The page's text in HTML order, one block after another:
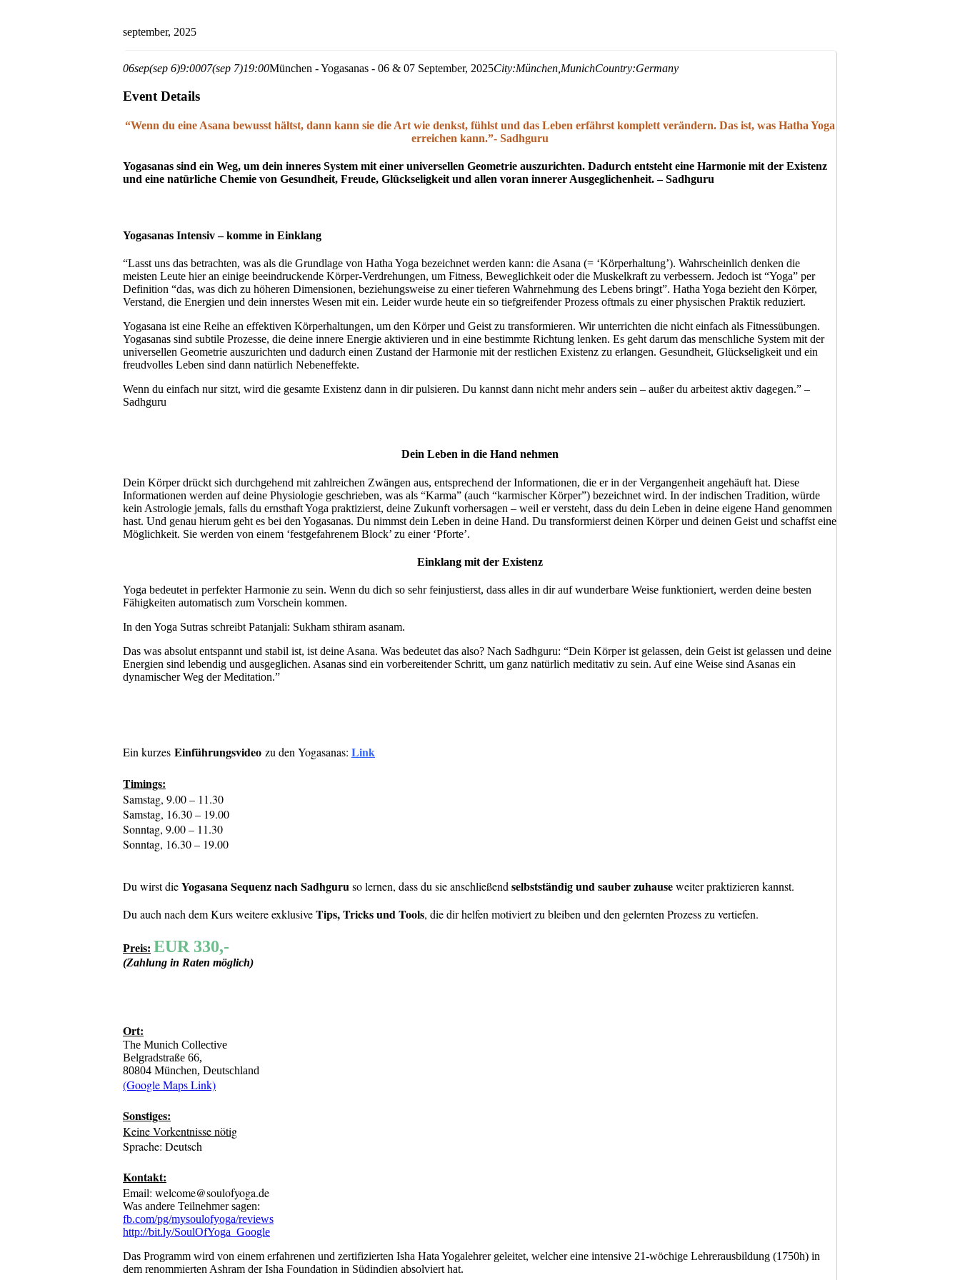
september, 2025
06sep(sep 6)9:0007(sep 7)19:00München - Yogasanas - 06 & 07 September, 2025City:München, MunichCountry:Germany
Event Details
“Wenn du eine Asana bewusst hältst, dann kann sie die Art wie denkst, fühlst und das Leben erfährst komplett verändern. Das ist, was Hatha Yoga
erreichen kann.”- Sadhguru
Yogasanas sind ein Weg, um dein inneres System mit einer universellen Geometrie auszurichten. Dadurch entsteht eine Harmonie mit der Existenz
und eine natürliche Chemie von Gesundheit, Freude, Glückseligkeit und allen voran innerer Ausgeglichenheit. – Sadhguru
Yogasanas Intensiv – komme in Einklang
“Lasst uns das betrachten, was als die Grundlage von Hatha Yoga bezeichnet werden kann: die Asana (= ‘Körperhaltung’). Wahrscheinlich denken die
meisten Leute hier an einige beeindruckende Körper-Verdrehungen, um Fitness, Beweglichkeit oder die Muskelkraft zu verbessern. Jedoch ist “Yoga” per
Definition “das, was dich zu höheren Dimensionen, beziehungsweise zu einer tieferen Wahrnehmung des Lebens bringt”. Hatha Yoga bezieht den Körper,
Verstand, die Energien und dein innerstes Wesen mit ein. Leider wurde heute ein so tiefgreifender Prozess oftmals zu einer physischen Praktik reduziert.
Yogasana ist eine Reihe an effektiven Körperhaltungen, um den Körper und Geist zu transformieren. Wir unterrichten die nicht einfach als Fitnessübungen.
Yogasanas sind subtile Prozesse, die deine innere Energie aktivieren und in eine bestimmte Richtung lenken. Es geht darum das menschliche System mit der
universellen Geometrie auszurichten und dadurch einen Zustand der Harmonie mit der restlichen Existenz zu erlangen. Gesundheit, Glückseligkeit und ein
freudvolles Leben sind dann natürlich Nebeneffekte.
Wenn du einfach nur sitzt, wird die gesamte Existenz dann in dir pulsieren. Du kannst dann nicht mehr anders sein – außer du arbeitest aktiv dagegen.” –
Sadhguru
Dein Leben in die Hand nehmen
Dein Körper drückt sich durchgehend mit zahlreichen Zwängen aus, entsprechend der Informationen, die er in der Vergangenheit angehäuft hat. Diese
Informationen werden auf deine Physiologie geschrieben, was als “Karma” (auch “karmischer Körper”) bezeichnet wird. In der indischen Tradition, würde
kein Astrologie jemals, falls du ernsthaft Yoga praktizierst, deine Zukunft vorhersagen – weil er versteht, dass du dein Leben in deine eigene Hand genommen
hast. Und genau hierum geht es bei den Yogasanas. Du nimmst dein Leben in deine Hand. Du transformierst deinen Körper und deinen Geist und schaffst eine
Möglichkeit. Sie werden von einem ‘festgefahrenem Block’ zu einer ‘Pforte’.
Einklang mit der Existenz
Yoga bedeutet in perfekter Harmonie zu sein. Wenn du dich so sehr feinjustierst, dass alles in dir auf wunderbare Weise funktioniert, werden deine besten
Fähigkeiten automatisch zum Vorschein kommen.
In den Yoga Sutras schreibt Patanjali: Sukham sthiram asanam.
Das was absolut entspannt und stabil ist, ist deine Asana. Was bedeutet das also? Nach Sadhguru: “Dein Körper ist gelassen, dein Geist ist gelassen und deine
Energien sind lebendig und ausgeglichen. Asanas sind ein vorbereitender Schritt, um ganz natürlich meditativ zu sein. Auf eine Weise sind Asanas ein
dynamischer Weg der Meditation.”
Ein kurzes Einführungsvideo zu den Yogasanas: Link
Timings:
Samstag, 9.00 – 11.30
Samstag, 16.30 – 19.00
Sonntag, 9.00 – 11.30
Sonntag, 16.30 – 19.00
Du wirst dieYogasana Sequenz nach Sadhguruso lernen, dass du sie anschließend selbstständig und sauber zuhauseweiter praktizieren kannst.
Du auch nach dem Kurs weitere exklusiveTips, Tricks und Tools, die dir helfen motiviert zu bleiben und den gelernten Prozess zu vertiefen.
Preis: EUR 330,-
(Zahlung in Raten möglich)
Ort:
The Munich Collective
Belgradstraße 66,
80804 München, Deutschland
(Google Maps Link)
Sonstiges:
Keine Vorkentnisse nötig
Sprache: Deutsch
Kontakt:
Email: welcome@soulofyoga.de
Was andere Teilnehmer sagen:
fb.com/pg/mysoulofyoga/reviews
http://bit.ly/SoulOfYoga_Google
Das Programm wird von einem erfahrenen und zertifizierten Isha Hata Yogalehrer geleitet, welcher eine intensive 21-wöchige Lehrerausbildung (1750h) in
dem renommierten Ashram der Isha Foundation in Südindien absolviert hat.